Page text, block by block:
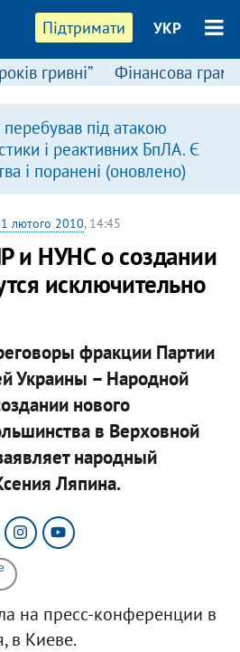
Підтримати УКР
гривні” Фінансова
перебував під атакою
і реактивних БпЛА. Є
і поранені (оновлено)
лютого 2010, 14:45
и НУНС о создании
исключительно
фракции Партии
Украины – Народной
нового
в Верховной
народный
Ляпина.
на пресс-конференции в
в Киеве.